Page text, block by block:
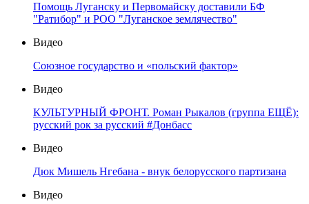
Помощь Луганску и Первомайску доставили БФ
"Ратибор" и РОО "Луганское землячество"
Видео
Союзное государство и «польский фактор»
Видео
КУЛЬТУРНЫЙ ФРОНТ. Роман Рыкалов (группа ЕЩЁ):
русский рок за русский #Донбасс
Видео
Дюк Мишель Нгебана - внук белорусского партизана
Видео